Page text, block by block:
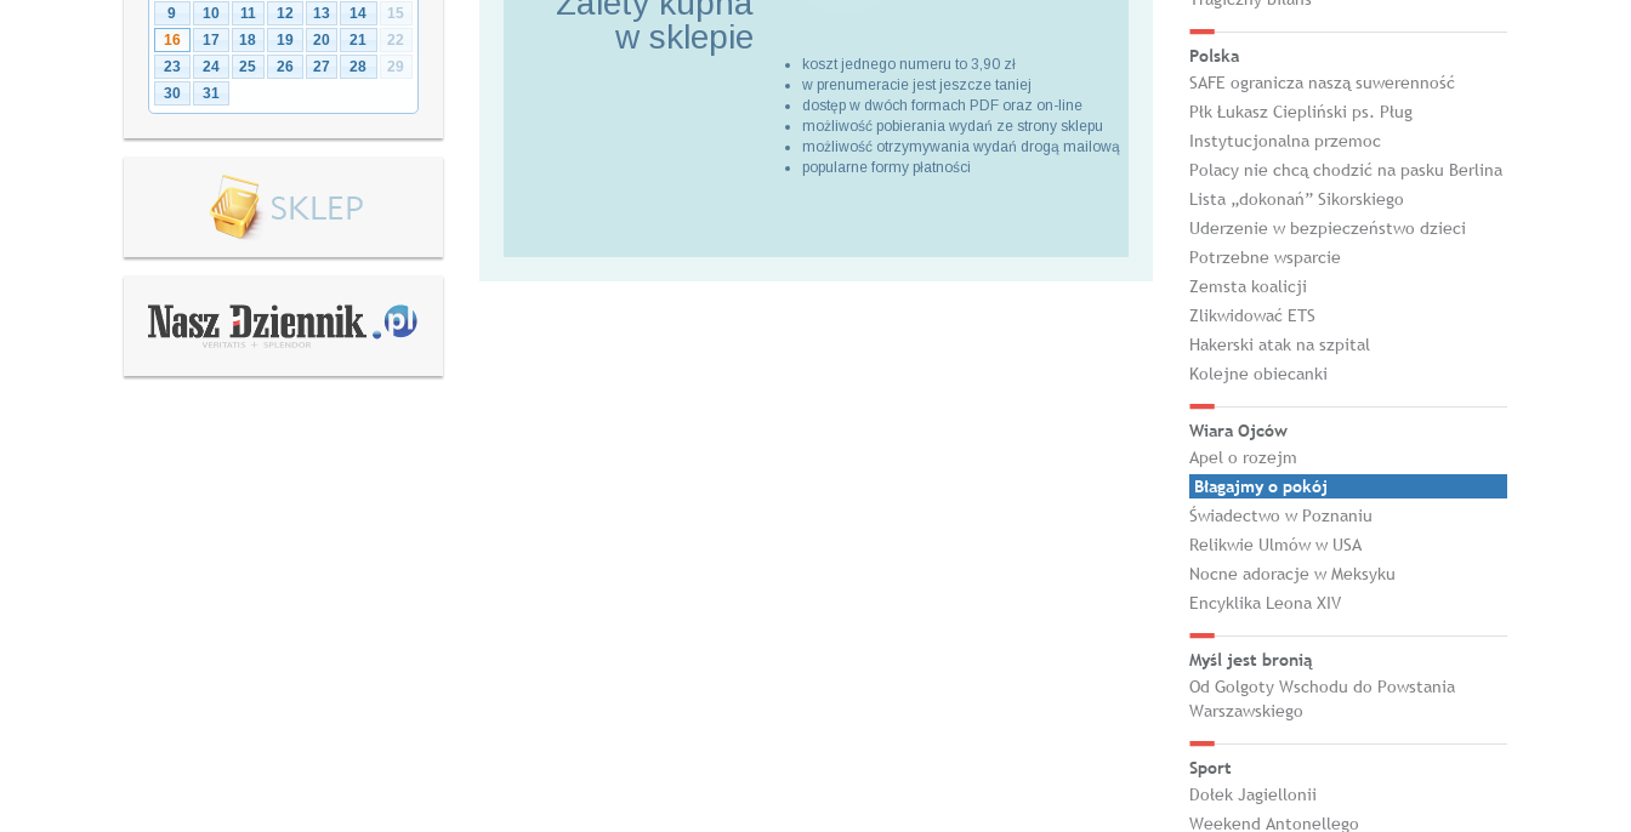
9
10 11 12 13 14
15
16
17 18 19 20 21
22
23
24 25 26 27 28
29
30
31
w sklepie
koszt jednego numeru to 3,90 zł
w prenumeracie jest jeszcze taniej
dostęp w dwóch formach PDF oraz on-line
możliwość pobierania wydań ze strony sklepu
możliwość otrzymywania wydań drogą mailową
popularne formy płatności
Polska
SAFE ogranicza naszą suwerenność
Płk Łukasz Ciepliński ps. Pług
Instytucjonalna przemoc
Polacy nie chcą chodzić na pasku Berlina
Lista „dokonań” Sikorskiego
Uderzenie w bezpieczeństwo dzieci
Potrzebne wsparcie
Zemsta koalicji
Zlikwidować ETS
Hakerski atak na szpital
Kolejne obiecanki
Wiara Ojców
Apel o rozejm
Błagajmy o pokój
Świadectwo w Poznaniu
Relikwie Ulmów w USA
Nocne adoracje w Meksyku
Encyklika Leona XIV
Myśl jest bronią
Od Golgoty Wschodu do Powstania
Warszawskiego
Sport
Dołek Jagiellonii
Weekend Antonellego